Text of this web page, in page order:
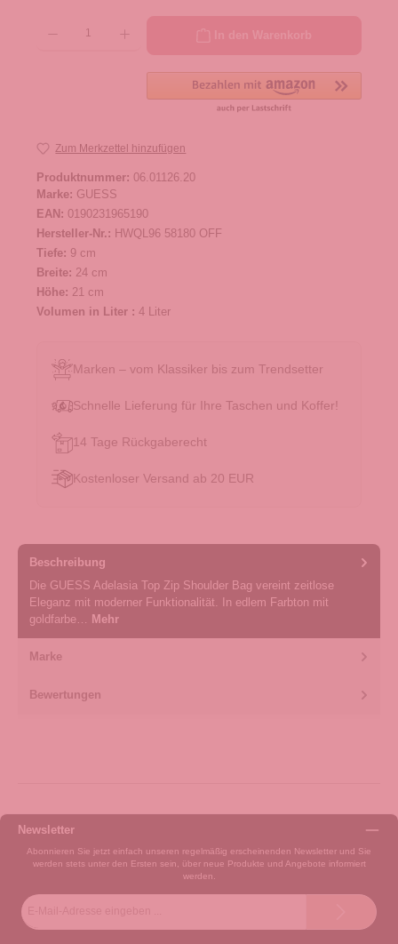
Zum Merkzettel hinzufügen
Produktnummer: 06.01126.20
Marke: GUESS
EAN: 0190231965190
Hersteller-Nr.: HWQL96 58180 OFF
Tiefe: 9 cm
Breite: 24 cm
Höhe: 21 cm
Volumen in Liter : 4 Liter
Marken – vom Klassiker bis zum Trendsetter
Schnelle Lieferung für Ihre Taschen und Koffer!
14 Tage Rückgaberecht
Kostenloser Versand ab 20 EUR
Beschreibung
Die GUESS Adelasia Top Zip Shoulder Bag vereint zeitlose
Eleganz mit moderner Funktionalität. In edlem Farbton mit
goldfarbe…
Mehr
Marke
Bewertungen
Newsletter
Abonnieren Sie jetzt einfach unseren regelmäßig erscheinenden Newsletter und Sie
werden stets unter den Ersten sein, über neue Produkte und Angebote informiert
werden.